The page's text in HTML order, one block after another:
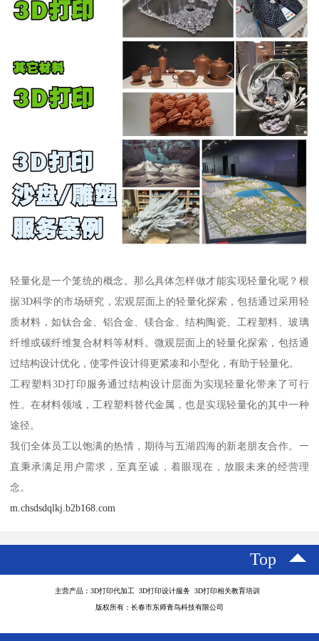
轻量化是一个笼统的概念。那么具体怎样做才能实现轻量化呢？根
据3D科学的市场研究，宏观层面上的轻量化探索，包括通过采用轻
质材料，如钛合金、铝合金、镁合金、结构陶瓷、工程塑料、玻璃
纤维或碳纤维复合材料等材料。微观层面上的轻量化探索，包括通
过结构设计优化，使零件设计得更紧凑和小型化，有助于轻量化。
工程塑料3D打印服务通过结构设计层面为实现轻量化带来了可行
性。在材料领域，工程塑料替代金属，也是实现轻量化的其中一种
途径。
我们全体员工以饱满的热情，期待与五湖四海的新老朋友合作。一
直秉承满足用户需求，至真至诚，着眼现在，放眼未来的经营理
念。
m.chsdsdqlkj.b2b168.com
Top
主营产品：3D打印代加工 3D打印设计服务 3D打印相关教育培训
版权所有：长春市东师青鸟科技有限公司